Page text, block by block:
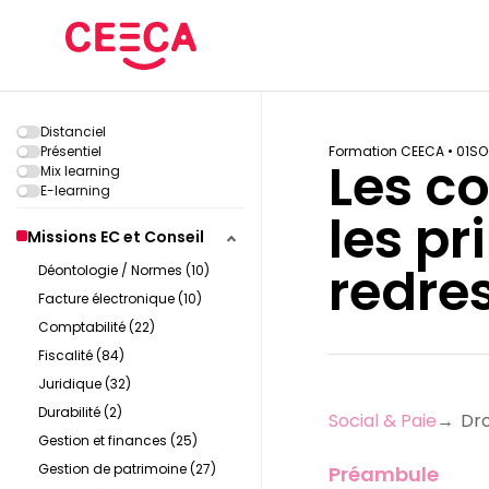
Distanciel
Présentiel
Mix learning
E-learning
Missions EC et Conseil
Déontologie / Normes (10)
Facture électronique (10)
Comptabilité (22)
Fiscalité (84)
Juridique (32)
Durabilité (2)
Gestion et finances (25)
Gestion de patrimoine (27)
Formation CEECA •
Les
les
Social & Paie→
Préambule